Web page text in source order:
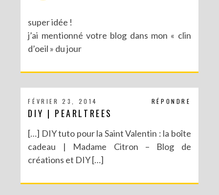
super idée !
j’ai mentionné votre blog dans mon « clin
d’oeil » du jour
RÉPONDRE
FÉVRIER 23, 2014
DIY | PEARLTREES
[…] DIY tuto pour la Saint Valentin : la boîte
cadeau | Madame Citron – Blog de
créations et DIY […]